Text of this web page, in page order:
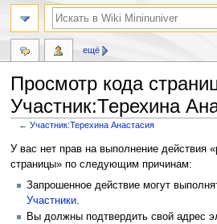
Просмотр кода
Участник:Терехина
←Участник:Терехина Анастасия
Перейти
к
навигации
Перейти
к
поиску
У вас нет прав на выполнение действия
страницы» по следующим причинам:
Запрошенное действие могут
Участники
Вы должны подтвердить свой адрес
ещё